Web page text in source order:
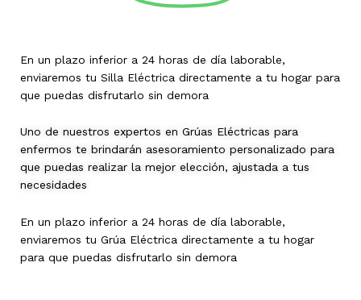
En un plazo inferior a 24 horas de día laborable,
enviaremos tu Silla Eléctrica directamente a tu hogar para
que puedas disfrutarlo sin demora
Uno de nuestros expertos en Grúas Eléctricas para
enfermos te brindarán asesoramiento personalizado para
que puedas realizar la mejor elección, ajustada a tus
necesidades
En un plazo inferior a 24 horas de día laborable,
enviaremos tu Grúa Eléctrica directamente a tu hogar
para que puedas disfrutarlo sin demora